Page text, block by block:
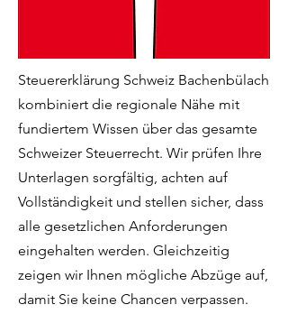
Steuererklärung Schweiz Bachenbülach
kombiniert die regionale Nähe mit
fundiertem Wissen über das gesamte
Schweizer Steuerrecht. Wir prüfen Ihre
Unterlagen sorgfältig, achten auf
Vollständigkeit und stellen sicher, dass
alle gesetzlichen Anforderungen
eingehalten werden. Gleichzeitig
zeigen wir Ihnen mögliche Abzüge auf,
damit Sie keine Chancen verpassen.